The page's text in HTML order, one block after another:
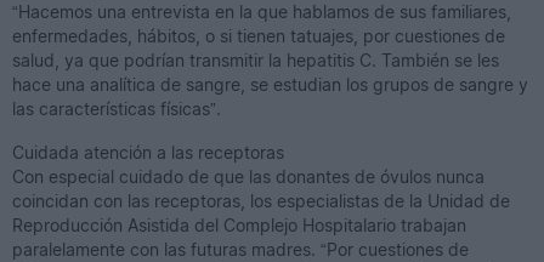
“Hacemos una entrevista en la que hablamos de sus familiares,
enfermedades, hábitos, o si tienen tatuajes, por cuestiones de
salud, ya que podrían transmitir la hepatitis C. También se les
hace una analítica de sangre, se estudian los grupos de sangre y
las características físicas”.
Cuidada atención a las receptoras
Con especial cuidado de que las donantes de óvulos nunca
coincidan con las receptoras, los especialistas de la Unidad de
Reproducción Asistida del Complejo Hospitalario trabajan
paralelamente con las futuras madres. “Por cuestiones de